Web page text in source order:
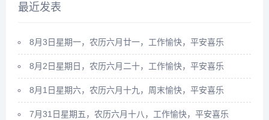
最近发表
8月3日星期一，农历六月廿一，工作愉快，平安喜乐
8月2日星期日，农历六月二十，工作愉快，平安喜乐
8月1日星期六，农历六月十九，周末愉快，平安喜乐
7月31日星期五，农历六月十八，工作愉快，平安喜乐